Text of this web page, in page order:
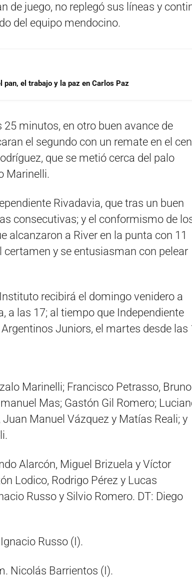
de juego, no replegó sus líneas y
del equipo mendocino.
pan, el trabajo y la paz en Carlos Paz
minutos, en otro buen avance de
el segundo con un remate en el
que se metió cerca del palo
Marinelli.
Rivadavia, que tras un buen
consecutivas; y el conformismo de
alcanzaron a River en la punta con 11
certamen y se entusiasman con pelear
recibirá el domingo venidero a
a las 17; al tiempo que Independiente
Juniors, el martes desde las
Marinelli; Francisco Petrasso, Bruno
Mas; Gastón Gil Romero;
Manuel Vázquez y Matías Reali; y
Alarcón, Miguel Brizuela y Víctor
Lodico, Rodrigo Pérez y Lucas
Russo y Silvio Romero. DT: Diego
Russo (I).
Nicolás Barrientos (I).